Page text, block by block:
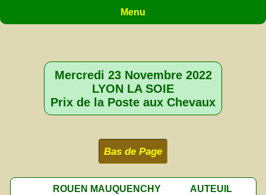
Menu
Mercredi 23 Novembre 2022
LYON LA SOIE
Prix de la Poste aux Chevaux
Bas de Page
ROUEN MAUQUENCHY
AUTEUIL